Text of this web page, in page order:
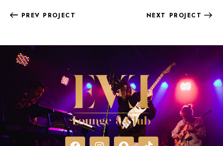
PREV PROJECT NEXT PROJECT